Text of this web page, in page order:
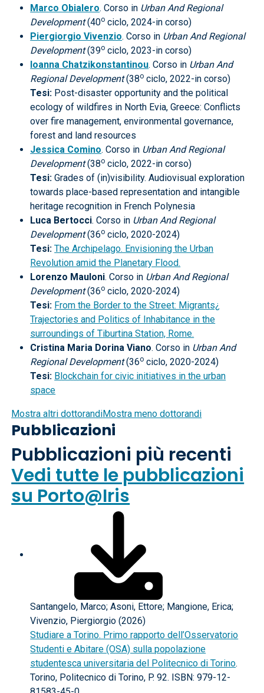
Marco Obialero. Corso in Urban And Regional
Development(40o ciclo, 2024-in corso)
Piergiorgio Vivenzio. Corso in Urban And Regional
Development(39o ciclo, 2023-in corso)
Ioanna Chatzikonstantinou. Corso in Urban And
Regional Development(38o ciclo, 2022-in corso)
Tesi: Post-disaster opportunity and the political
ecology of wildfires in North Evia, Greece: Conflicts
over fire management, environmental governance,
forest and land resources
Jessica Comino. Corso in Urban And Regional
Development(38o ciclo, 2022-in corso)
Tesi: Grades of (in)visibility. Audiovisual exploration
towards place-based representation and intangible
heritage recognition in French Polynesia
Luca Bertocci. Corso in Urban And Regional
Development(36o ciclo, 2020-2024)
Tesi: The Archipelago. Envisioning the Urban
Revolution amid the Planetary Flood.
Lorenzo Mauloni. Corso in Urban And Regional
Development(36o ciclo, 2020-2024)
Tesi: From the Border to the Street: Migrants¿
Trajectories and Politics of Inhabitance in the
surroundings of Tiburtina Station, Rome.
Cristina Maria Dorina Viano. Corso in Urban And
Regional Development(36o ciclo, 2020-2024)
Tesi: Blockchain for civic initiatives in the urban
space
Mostra altri dottorandiMostra meno dottorandi
Pubblicazioni
Pubblicazioni più recenti
Vedi tutte le pubblicazioni
su Porto@Iris
Santangelo, Marco; Asoni, Ettore; Mangione, Erica;
Vivenzio, Piergiorgio (2026)
Studiare a Torino. Primo rapporto dell’Osservatorio
Studenti e Abitare (OSA) sulla popolazione
studentesca universitaria del Politecnico di Torino.
Torino, Politecnico di Torino, P. 92. ISBN: 979-12-